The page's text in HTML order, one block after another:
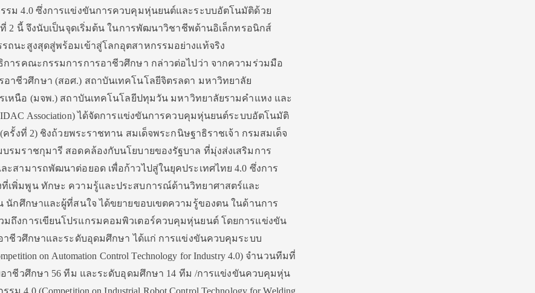
รม 4.0 ซึ่งการแข่งขันการควบคุมหุ่นยนต์และระบบอัตโนมัติด้วย
2 นี้ จึงนับเป็นจุดเริ่มต้น ในการพัฒนาวิชาชีพด้านอิเล็กทรอนิกส์
ถนะสูงสุดสู่พร้อมเข้าสู่โลกอุตสาหกรรมอย่างแท้จริง
การคณะกรรมการการอาชีวศึกษา กล่าวต่อไปว่า จากความร่วมมือ
าชีวศึกษา (สอศ.) สถาบันเทคโนโลยีจิตรลดา มหาวิทยาลัย
เหนือ (มจพ.) สถาบันเทคโนโลยีปทุมวัน มหาวิทยาลัยรามคำแหง และ
Association) ได้จัดการแข่งขันการควบคุมหุ่นยนต์ระบบอัตโนมัติ
รั้งที่ 2) ชิงถ้วยพระราชทาน สมเด็จพระกนิษฐาธิราชเจ้า กรมสมเด็จ
รมราชกุมารี สอดคล้องกับนโยบายของรัฐบาล ที่มุ่งส่งเสริมการ
ะสามารถพัฒนาต่อยอด เพื่อก้าวไปสู่ในยุคประเทศไทย 4.0 ซึ่งการ
เพิ่มพูน ทักษะ ความรู้และประสบการณ์ด้านวิทยาศาสตร์และ
นักศึกษาและผู้ที่สนใจ ได้ขยายขอบเขตความรู้ของตน ในด้านการ
มถึงการเขียนโปรแกรมคอมพิวเตอร์ควบคุมหุ่นยนต์ โดยการแข่งขัน
าชีวศึกษาและระดับอุดมศึกษา ได้แก่ การแข่งขันควบคุมระบบ
on Automation Control Technology for Industry 4.0) จำนวนทีมที่
าชีวศึกษา 56 ทีม และระดับอุดมศึกษา 14 ทีม /การแข่งขันควบคุมหุ่น